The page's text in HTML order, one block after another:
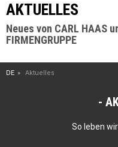
AKTUELLES
Neues von CARL HAAS
FIRMENGRUPPE
DE Aktuelles
So leben